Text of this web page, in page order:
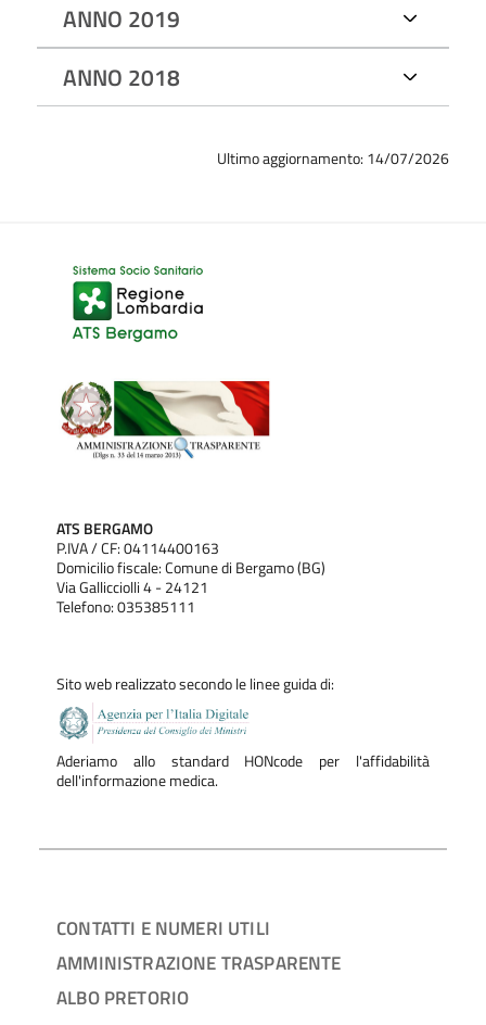
ANNO 2019
ANNO 2018
Ultimo aggiornamento: 14/07/2026
ATS BERGAMO
P.IVA / CF: 04114400163
Domicilio fiscale: Comune di Bergamo (BG)
Via Gallicciolli 4 - 24121
Telefono: 035385111
Sito web realizzato secondo le linee guida di:
Aderiamo allo standard HONcode per l'affidabilità
dell'informazione medica.
CONTATTI E NUMERI UTILI
AMMINISTRAZIONE TRASPARENTE
ALBO PRETORIO